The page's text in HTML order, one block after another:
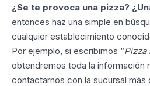
¿Se te provoca una pizza?
entonces haz una simple en
cualquier establecimiento
Por ejemplo, si escribimos “Pizza
obtendremos toda la información
contactarnos con la sucursal más